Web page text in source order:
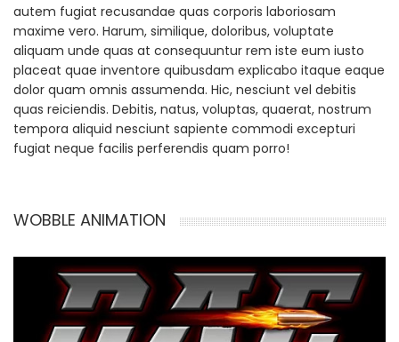
autem fugiat recusandae quas corporis laboriosam
maxime vero. Harum, similique, doloribus, voluptate
aliquam unde quas at consequuntur rem iste eum iusto
placeat quae inventore quibusdam explicabo itaque eaque
dolor quam omnis assumenda. Hic, nesciunt vel debitis
quas reiciendis. Debitis, natus, voluptas, quaerat, nostrum
tempora aliquid nesciunt sapiente commodi excepturi
fugiat neque facilis perferendis quam porro!
WOBBLE ANIMATION